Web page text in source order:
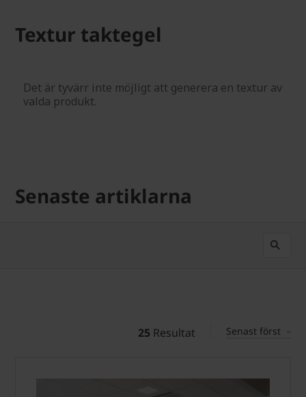
Textur taktegel
Senaste artiklarna
25 Resultat Senast först